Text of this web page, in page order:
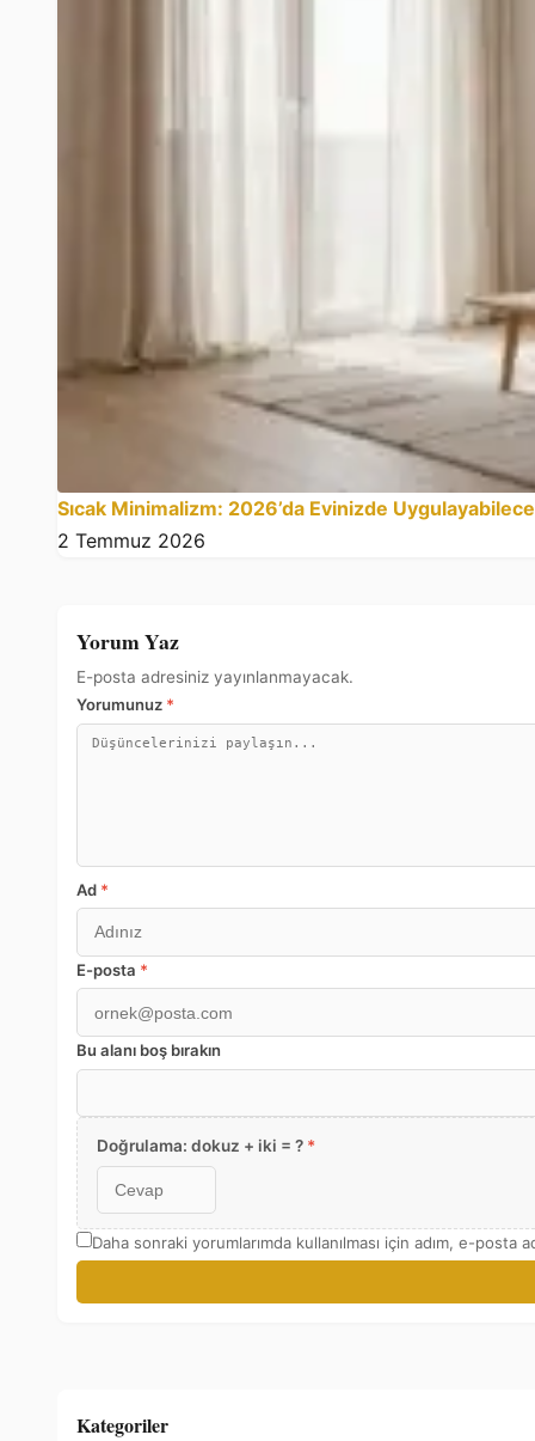
Sıcak Minimalizm: 2026’da Evinizde
2 Temmuz 2026
Yorum Yaz
E-posta adresiniz yayınlanmayacak.
Yorumunuz *
Ad *
E-posta *
Bu alanı boş bırakın
Doğrulama: dokuz + iki = ? *
Daha sonraki yorumlarımda kullanılması için adım, e-
Kategoriler